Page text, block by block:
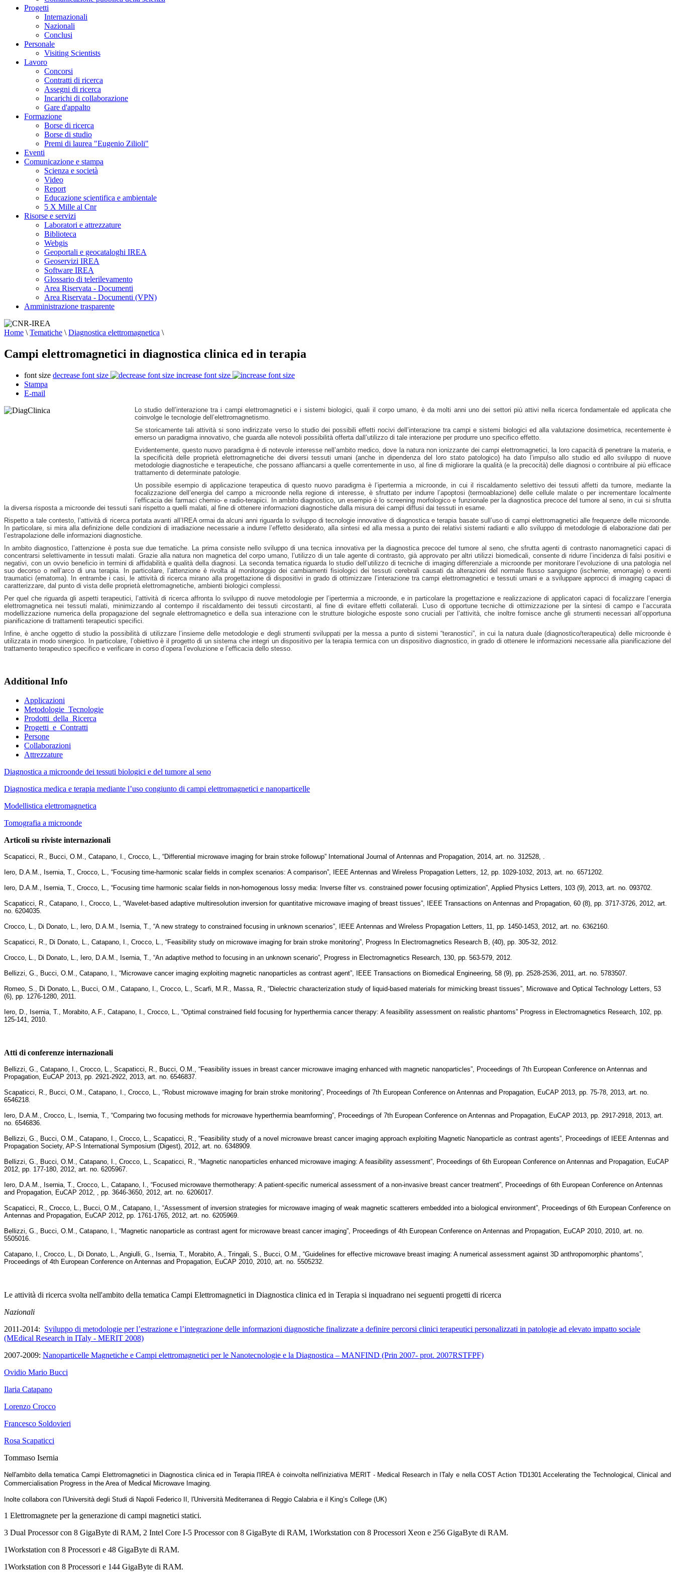
Progetti
Internazionali
Nazionali
Conclusi
Personale
Visiting Scientists
Lavoro
Concorsi
Contratti di ricerca
Assegni di ricerca
Incarichi di collaborazione
Gare d'appalto
Formazione
Borse di ricerca
Borse di studio
Premi di laurea "Eugenio Zilioli"
Eventi
Comunicazione e stampa
Scienza e società
Video
Report
Educazione scientifica e ambientale
5 X Mille al Cnr
Risorse e servizi
Laboratori e attrezzature
Biblioteca
Webgis
Geoportali e geocataloghi IREA
Geoservizi IREA
Software IREA
Glossario di telerilevamento
Area Riservata - Documenti
Area Riservata - Documenti (VPN)
Amministrazione trasparente
Home \ Tematiche \ Diagnostica elettromagnetica \
Campi elettromagnetici in diagnostica clinica ed in terapia
font size decrease font size
increase font size
Stampa
E-mail
Lo studio dell’interazione tra i campi elettromagnetici e i sistemi biologici, quali il corpo umano, è da molti anni uno dei settori più attivi nella ricerca fondamentale ed applicata che
coinvolge le tecnologie dell’elettromagnetismo.
Se storicamente tali attività si sono indirizzate verso lo studio dei possibili effetti nocivi dell’interazione tra campi e sistemi biologici ed alla valutazione dosimetrica, recentemente è
emerso un paradigma innovativo, che guarda alle notevoli possibilità offerta dall’utilizzo di tale interazione per produrre uno specifico effetto.
Evidentemente, questo nuovo paradigma è di notevole interesse nell’ambito medico, dove la natura non ionizzante dei campi elettromagnetici, la loro capacità di penetrare la materia, e
la specificità delle proprietà elettromagnetiche dei diversi tessuti umani (anche in dipendenza del loro stato patologico) ha dato l’impulso allo studio ed allo sviluppo di nuove
metodologie diagnostiche e terapeutiche, che possano affiancarsi a quelle correntemente in uso, al fine di migliorare la qualità (e la precocità) delle diagnosi o contribuire al più efficace
trattamento di determinate patologie.
Un possibile esempio di applicazione terapeutica di questo nuovo paradigma è l’ipertermia a microonde, in cui il riscaldamento selettivo dei tessuti affetti da tumore, mediante la
focalizzazione dell’energia del campo a microonde nella regione di interesse, è sfruttato per indurre l’apoptosi (termoablazione) delle cellule malate o per incrementare localmente
l’efficacia dei farmaci chemio- e radio-terapici. In ambito diagnostico, un esempio è lo screening morfologico e funzionale per la diagnostica precoce del tumore al seno, in cui si sfrutta
la diversa risposta a microonde dei tessuti sani rispetto a quelli malati, al fine di ottenere informazioni diagnostiche dalla misura dei campi diffusi dai tessuti in esame.
Rispetto a tale contesto, l’attività di ricerca portata avanti all’IREA ormai da alcuni anni riguarda lo sviluppo di tecnologie innovative di diagnostica e terapia basate sull’uso di campi elettromagnetici alle frequenze delle microonde.
In particolare,si mira alla definizione delle condizioni di irradiazione necessarie a indurre l’effetto desiderato, alla sintesi ed alla messa a punto dei relativi sistemi radianti e allo sviluppo di metodologie di elaborazione dati per
l’estrapolazione delle informazioni diagnostiche.
In ambito diagnostico, l’attenzione è posta sue due tematiche. La prima consiste nello sviluppo di una tecnica innovativa per la diagnostica precoce del tumore al seno, che sfrutta agenti di contrasto nanomagnetici capaci di
concentrarsi selettivamente in tessuti malati. Grazie alla natura non magnetica del corpo umano, l’utilizzo di un tale agente di contrasto, già approvato per altri utilizzi biomedicali, consente di ridurre l’incidenza di falsi positivi e
negativi, con un ovvio beneficio in termini di affidabilità e qualità della diagnosi. La seconda tematica riguarda lo studio dell’utilizzo di tecniche di imaging differenziale a microonde per monitorare l’evoluzione di una patologia nel
suo decorso o nell’arco di una terapia. In particolare, l’attenzione è rivolta al monitoraggio dei cambiamenti fisiologici dei tessuti cerebrali causati da alterazioni del normale flusso sanguigno (ischemie, emorragie) o eventi
traumatici (ematoma). In entrambe i casi, le attività di ricerca mirano alla progettazione di dispositivi in grado di ottimizzare l’interazione tra campi elettromagnetici e tessuti umani e a sviluppare approcci di imaging capaci di
caratterizzare, dal punto di vista delle proprietà elettromagnetiche, ambienti biologici complessi.
Per quel che riguarda gli aspetti terapeutici, l’attività di ricerca affronta lo sviluppo di nuove metodologie per l’ipertermia a microonde, e in particolare la progettazione e realizzazione di applicatori capaci di focalizzare l’energia
elettromagnetica nei tessuti malati, minimizzando al contempo il riscaldamento dei tessuti circostanti, al fine di evitare effetti collaterali. L’uso di opportune tecniche di ottimizzazione per la sintesi di campo e l’accurata
modellizzazione numerica della propagazione del segnale elettromagnetico e della sua interazione con le strutture biologiche esposte sono cruciali per l’attività, che inoltre fornisce anche gli strumenti necessari all’opportuna
pianificazione di trattamenti terapeutici specifici.
Infine, è anche oggetto di studio la possibilità di utilizzare l’insieme delle metodologie e degli strumenti sviluppati per la messa a punto di sistemi “teranostici”, in cui la natura duale (diagnostico/terapeutica) delle microonde è
utilizzata in modo sinergico. In particolare, l’obiettivo è il progetto di un sistema che integri un dispositivo per la terapia termica con un dispositivo diagnostico, in grado di ottenere le informazioni necessarie alla pianificazione del
trattamento terapeutico specifico e verificare in corso d’opera l’evoluzione e l’efficacia dello stesso.
Additional Info
Applicazioni
Metodologie_Tecnologie
Prodotti_della_Ricerca
Progetti_e_Contratti
Persone
Collaborazioni
Attrezzature
Diagnostica a microonde dei tessuti biologici e del tumore al seno
Diagnostica medica e terapia mediante l’uso congiunto di campi elettromagnetici e nanoparticelle
Modellistica elettromagnetica
Tomografia a microonde
Articoli su riviste internazionali
Scapaticci, R., Bucci, O.M., Catapano, I., Crocco, L., “Differential microwave imaging for brain stroke followup” International Journal of Antennas and Propagation, 2014, art. no. 312528, .
Iero, D.A.M., Isernia, T., Crocco, L., “Focusing time-harmonic scalar fields in complex scenarios: A comparison”, IEEE Antennas and Wireless Propagation Letters, 12, pp. 1029-1032, 2013, art. no. 6571202.
Iero, D.A.M., Isernia, T., Crocco, L., “Focusing time harmonic scalar fields in non-homogenous lossy media: Inverse filter vs. constrained power focusing optimization”, Applied Physics Letters, 103 (9), 2013, art. no. 093702.
Scapaticci, R., Catapano, I., Crocco, L., “Wavelet-based adaptive multiresolution inversion for quantitative microwave imaging of breast tissues”, IEEE Transactions on Antennas and Propagation, 60 (8), pp. 3717-3726, 2012, art.
no. 6204035.
Crocco, L., Di Donato, L., Iero, D.A.M., Isernia, T., “A new strategy to constrained focusing in unknown scenarios”, IEEE Antennas and Wireless Propagation Letters, 11, pp. 1450-1453, 2012, art. no. 6362160.
Scapaticci, R., Di Donato, L., Catapano, I., Crocco, L., “Feasibility study on microwave imaging for brain stroke monitoring”, Progress In Electromagnetics Research B, (40), pp. 305-32, 2012.
Crocco, L., Di Donato, L., Iero, D.A.M., Isernia, T., “An adaptive method to focusing in an unknown scenario”, Progress in Electromagnetics Research, 130, pp. 563-579, 2012.
Bellizzi, G., Bucci, O.M., Catapano, I., “Microwave cancer imaging exploiting magnetic nanoparticles as contrast agent”, IEEE Transactions on Biomedical Engineering, 58 (9), pp. 2528-2536, 2011, art. no. 5783507.
Romeo, S., Di Donato, L., Bucci, O.M., Catapano, I., Crocco, L., Scarfi, M.R., Massa, R., “Dielectric characterization study of liquid-based materials for mimicking breast tissues”, Microwave and Optical Technology Letters, 53
(6), pp. 1276-1280, 2011.
Iero, D., Isernia, T., Morabito, A.F., Catapano, I., Crocco, L., “Optimal constrained field focusing for hyperthermia cancer therapy: A feasibility assessment on realistic phantoms” Progress in Electromagnetics Research, 102, pp.
125-141, 2010.
Atti di conferenze internazionali
Bellizzi, G., Catapano, I., Crocco, L., Scapaticci, R., Bucci, O.M., “Feasibility issues in breast cancer microwave imaging enhanced with magnetic nanoparticles”, Proceedings of 7th European Conference on Antennas and
Propagation, EuCAP 2013, pp. 2921-2922, 2013, art. no. 6546837.
Scapaticci, R., Bucci, O.M., Catapano, I., Crocco, L., “Robust microwave imaging for brain stroke monitoring”, Proceedings of 7th European Conference on Antennas and Propagation, EuCAP 2013, pp. 75-78, 2013, art. no.
6546218.
Iero, D.A.M., Crocco, L., Isernia, T., “Comparing two focusing methods for microwave hyperthermia beamforming”, Proceedings of 7th European Conference on Antennas and Propagation, EuCAP 2013, pp. 2917-2918, 2013, art.
no. 6546836.
Bellizzi, G., Bucci, O.M., Catapano, I., Crocco, L., Scapaticci, R., “Feasibility study of a novel microwave breast cancer imaging approach exploiting Magnetic Nanoparticle as contrast agents”, Proceedings of IEEE Antennas and
Propagation Society, AP-S International Symposium (Digest), 2012, art. no. 6348909.
Bellizzi, G., Bucci, O.M., Catapano, I., Crocco, L., Scapaticci, R., “Magnetic nanoparticles enhanced microwave imaging: A feasibility assessment”, Proceedings of 6th European Conference on Antennas and Propagation, EuCAP
2012, pp. 177-180, 2012, art. no. 6205967.
Iero, D.A.M., Isernia, T., Crocco, L., Catapano, I., “Focused microwave thermotherapy: A patient-specific numerical assessment of a non-invasive breast cancer treatment”, Proceedings of 6th European Conference on Antennas
and Propagation, EuCAP 2012, , pp. 3646-3650, 2012, art. no. 6206017.
Scapaticci, R., Crocco, L., Bucci, O.M., Catapano, I., “Assessment of inversion strategies for microwave imaging of weak magnetic scatterers embedded into a biological environment”, Proceedings of 6th European Conference on
Antennas and Propagation, EuCAP 2012, pp. 1761-1765, 2012, art. no. 6205969.
Bellizzi, G., Bucci, O.M., Catapano, I., “Magnetic nanoparticle as contrast agent for microwave breast cancer imaging”, Proceedings of 4th European Conference on Antennas and Propagation, EuCAP 2010, 2010, art. no.
5505016.
Catapano, I., Crocco, L., Di Donato, L., Angiulli, G., Isernia, T., Morabito, A., Tringali, S., Bucci, O.M., “Guidelines for effective microwave breast imaging: A numerical assessment against 3D anthropomorphic phantoms”,
Proceedings of 4th European Conference on Antennas and Propagation, EuCAP 2010, 2010, art. no. 5505232.
Le attività di ricerca svolta nell'ambito della tematica Campi Elettromagnetici in Diagnostica clinica ed in Terapia si inquadrano nei seguenti progetti di ricerca
Nazionali
2011-2014: Sviluppo di metodologie per l’estrazione e l’integrazione delle informazioni diagnostiche finalizzate a definire percorsi clinici terapeutici personalizzati in patologie ad elevato impatto sociale
(MEdical Research in ITaly - MERIT 2008)
2007-2009: Nanoparticelle Magnetiche e Campi elettromagnetici per le Nanotecnologie e la Diagnostica – MANFIND (Prin 2007- prot. 2007RSTFPF)
Ovidio Mario Bucci
Ilaria Catapano
Lorenzo Crocco
Francesco Soldovieri
Rosa Scapaticci
Tommaso Isernia
Nell'ambito della tematica Campi Elettromagnetici in Diagnostica clinica ed in Terapia l'IREA è coinvolta nell'iniziativa MERIT - Medical Research in ITaly e nellaCOST Action TD1301Accelerating the Technological, Clinical and
Commercialisation Progress in the Area of Medical Microwave Imaging.
Inolte collabora con l'Università degli Studi di Napoli Federico II, l'Università Mediterranea di Reggio Calabria e il King’s College (UK)
1 Elettromagnete per la generazione di campi magnetici statici.
3 Dual Processor con 8 GigaByte di RAM, 2 Intel Core I-5 Processor con 8 GigaByte di RAM, 1Workstation con 8 Processori Xeon e 256 GigaByte di RAM.
1Workstation con 8 Processori e 48 GigaByte di RAM.
1Workstation con 8 Processori e 144 GigaByte di RAM.